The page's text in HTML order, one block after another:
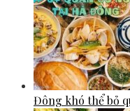
Đông khó thể bỏ